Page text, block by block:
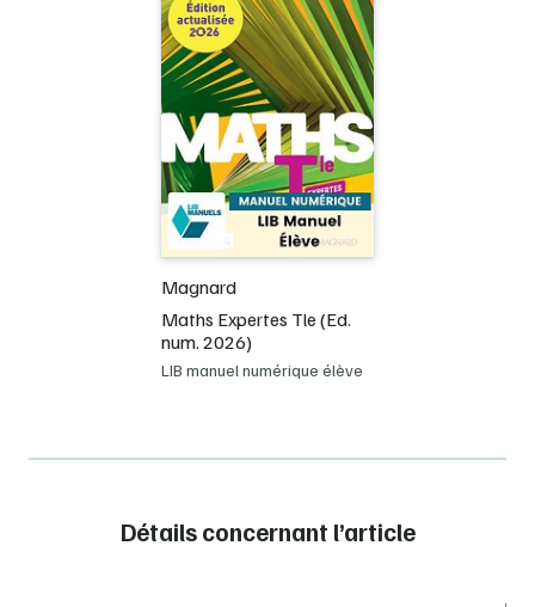
Magnard
Maths Expertes Tle (Ed.
num. 2026)
LIB manuel numérique élève
Détails concernant l’article